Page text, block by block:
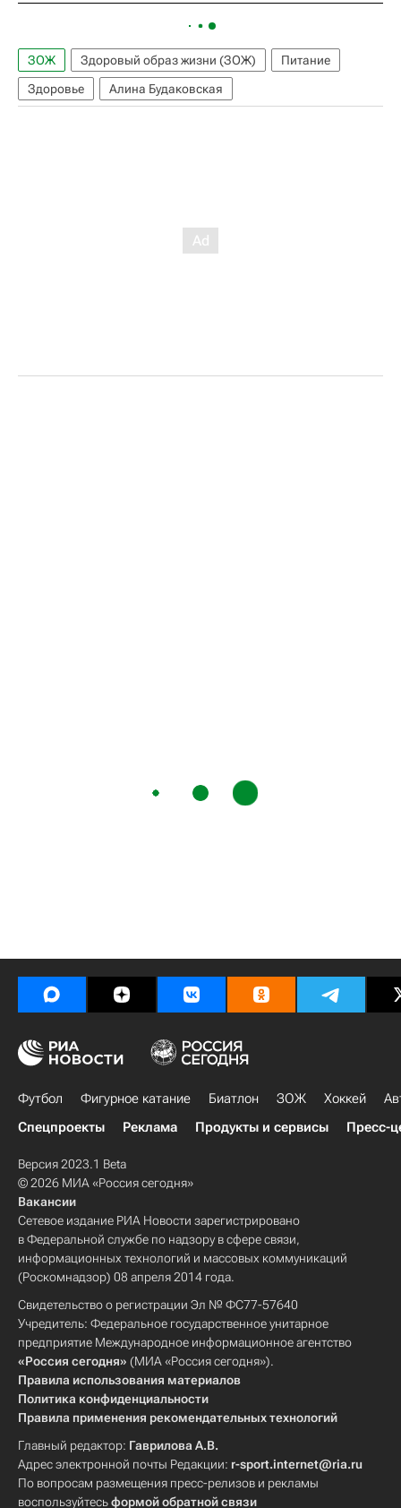
ЗОЖ Здоровый образ жизни (ЗОЖ)
Питание
Здоровье
Алина Будаковская
Футбол Фигурное катание Биатлон ЗОЖ Хоккей
Спецпроекты
Реклама Продукты и сервисы Пресс-
Версия 2023.1 Beta
© 2026 МИА «Россия сегодня»
Вакансии
Сетевое издание РИА Новости зарегистрировано
в Федеральной службе по надзору в сфере связи,
информационных технологий и массовых коммуникаций
(Роскомнадзор) 08 апреля 2014 года.
Свидетельство о регистрации Эл № ФС77-57640
Учредитель: Федеральное государственное унитарное
предприятие Международное информационное агентство
«Россия сегодня» (МИА «Россия сегодня»).
Правила использования материалов
Политика конфиденциальности
Правила применения рекомендательных технологий
Главный редактор: Гаврилова А.В.
Адрес электронной почты Редакции: r-sport.internet@ria.ru
По вопросам размещения пресс-релизов и рекламы
воспользуйтесьформой обратной связи